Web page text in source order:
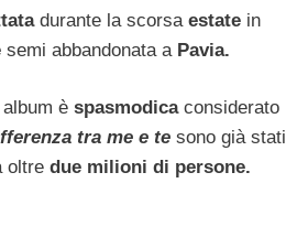
durante la scorsa estate in
semi abbandonata a Pavia.
è spasmodicaconsiderato
tra me e te sono già stati
oltre due milioni di persone.